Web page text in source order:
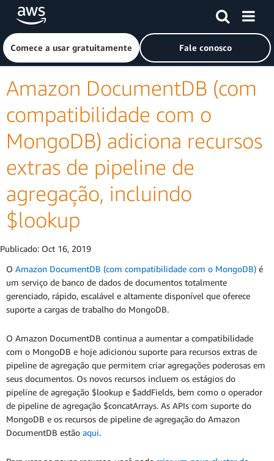
Pular para o conteúdo principal
Clique aqui para voltar à página inicial da Amazon Web
Comece a usar gratuitamente Fale conosco
Amazon DocumentDB (com
compatibilidade com o
MongoDB) adiciona recursos
extras de pipeline de
agregação, incluindo
$lookup
Publicado: Oct 16, 2019
O Amazon DocumentDB (com compatibilidade com o MongoDB) é
um serviço de banco de dados de documentos totalmente
gerenciado, rápido, escalável e altamente disponível que oferece
suporte a cargas de trabalho do MongoDB.
O Amazon DocumentDB continua a aumentar a compatibilidade
com o MongoDB e hoje adicionou suporte para recursos extras de
pipeline de agregação que permitem criar agregações poderosas em
seus documentos. Os novos recursos incluem os estágios do
pipeline de agregação $lookup e $addFields, bem como o operador
de pipeline de agregação $concatArrays. As APIs com suporte do
MongoDB e os recursos de pipeline de agregação do Amazon
DocumentDB estão aqui.